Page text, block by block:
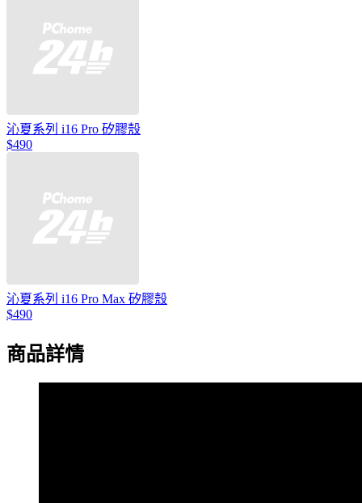
沁夏系列 i16 Pro 矽膠殼
$490
沁夏系列 i16 Pro Max 矽膠殼
$490
商品詳情